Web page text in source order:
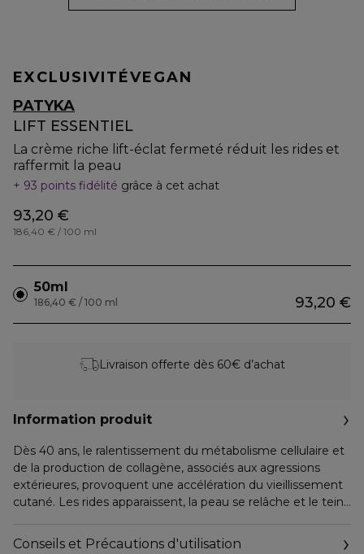
EXCLUSIVITÉVEGAN
PATYKA
LIFT ESSENTIEL
La crème riche lift-éclat fermeté réduit les rides et
raffermit la peau
93 points fidélité grâce à cet achat
93,20 €
186,40 € / 100 ml
50ml
93,20 €
186,40 € / 100 ml
Livraison offerte dès 60€ d’achat
Information produit
Dès 40 ans, le ralentissement du métabolisme cellulaire et
de la production de collagène, associés aux agressions
extérieures, provoquent une accélération du vieillissement
cutané. Les rides apparaissent, la peau se relâche et le teint
Fruit de la Recherche Avancée PATYKA, la Crème Riche
Conseils et Précautions d'utilisation